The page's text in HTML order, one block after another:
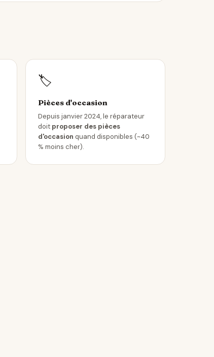
🏷️
Pièces d'occasion
Depuis janvier 2024, le réparateur
doit proposer des pièces
d'occasion quand disponibles (~40
% moins cher).